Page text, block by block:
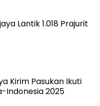
Lantik 1.018 Prajurit
Kirim Pasukan Ikuti
Indonesia 2025